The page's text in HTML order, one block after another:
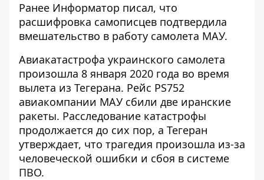
Ранее Информатор писал, что
расшифровка самописцев подтвердила
вмешательство в работу самолета МАУ.
Авиакатастрофа украинского самолета
произошла 8 января 2020 года во время
вылета из Тегерана. Рейс PS752
авиакомпании МАУ сбили две иранские
ракеты. Расследование катастрофы
продолжается до сих пор, а Тегеран
утверждает, что трагедия произошла из-за
человеческой ошибки и сбоя в системе
ПВО.